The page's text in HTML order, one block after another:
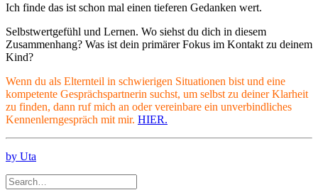
Ich finde das ist schon mal einen tieferen Gedanken wert.
Selbstwertgefühl und Lernen. Wo siehst du dich in diesem
Zusammenhang? Was ist dein primärer Fokus im Kontakt zu deinem
Kind?
Wenn du als Elternteil in schwierigen Situationen bist und eine
kompetente Gesprächspartnerin suchst, um selbst zu deiner Klarheit
zu finden, dann ruf mich an oder vereinbare ein unverbindliches
Kennenlerngespräch mit mir. HIER.
by Uta